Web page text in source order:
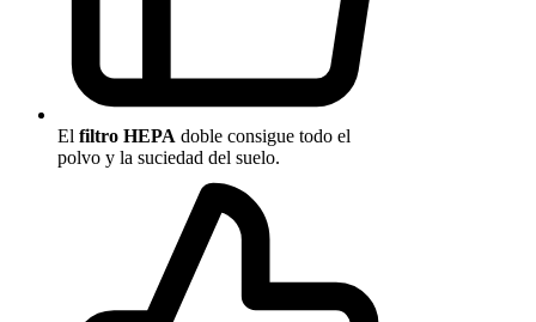
El filtro HEPA doble consigue todo el
polvo y la suciedad del suelo.